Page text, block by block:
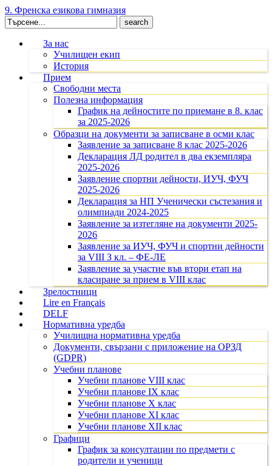
9. Френска езикова гимназия
Search
for:
За нас
Училищен екип
История
Прием
Свободни места
Полезна информация
График на дейностите по приемане в 8. клас
за 2025-2026
Образци на документи за записване в осми клас
Заявление за записване 8 клас 2025-2026
Декларация ЛД родител в два екземпляра
2025-2026
Заявление спортни дейности, ИУЧ, ФУЧ
2025-2026
Декларация за НП Ученически състезания и
олимпиади 2024-2025
Заявление за изтегляне на документи 2025-
2026
Заявление за ИУЧ, ФУЧ и спортни дейности
за VIII З кл. – ФЕ-ЛЕ
Заявление за участие във втори етап на
класиране за прием в VIII клас
Зрелостници
Lire en Français
DELF
Нормативна уредба
Училищна нормативна уредба
Документи, свързани с приложение на ОРЗД
(GDPR)
Учебни планове
Учебни планове VIII клас
Учебни планове IX клас
Учебни планове X клас
Учебни планове XI клас
Учебни планове XII клас
Графици
График за консултации по предмети с
родители и ученици